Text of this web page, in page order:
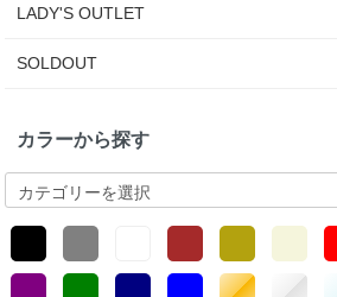
LADY'S OUTLET
SOLDOUT
カラーから探す